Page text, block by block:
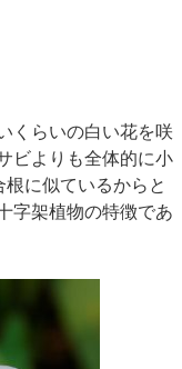
くらいの白い花を咲
ビよりも全体的に小
に似ているからと
字架植物の特徴であ